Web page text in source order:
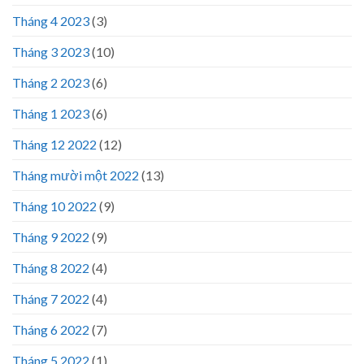
Tháng 4 2023(3)
Tháng 3 2023(10)
Tháng 2 2023(6)
Tháng 1 2023(6)
Tháng 12 2022 (12)
Tháng mười một 2022 (13)
Tháng 10 2022 (9)
Tháng 9 2022 (9)
Tháng 8 2022 (4)
Tháng 7 2022 (4)
Tháng 6 2022 (7)
Tháng 5 2022 (1)